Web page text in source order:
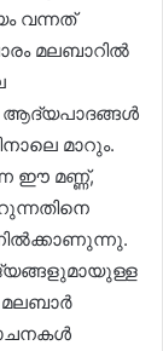
വന്നത്
മലബാറിൽ
മാറും.
ഈ മണ്ണ്,